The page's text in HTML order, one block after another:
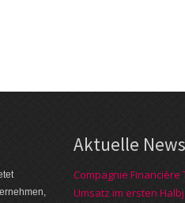
Aktuelle News
Compagnie
Umsatz im ersten